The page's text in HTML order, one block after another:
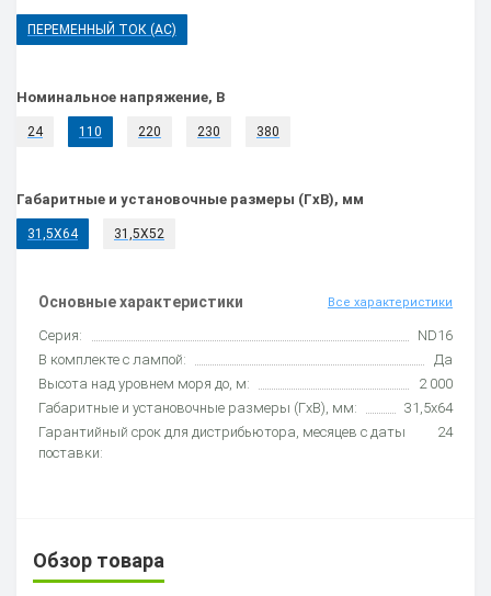
ПЕРЕМЕННЫЙ ТОК (AC)
Номинальное напряжение, В
24 110 220 230 380
Габаритные и установочные размеры (ГxВ), мм
31,5X64 31,5X52
Основные характеристики Все характеристики
Серия:
ND16
В комплекте с лампой:
Да
Высота над уровнем моря до, м:
2 000
Габаритные и установочные размеры (ГxВ), мм:
31,5x64
Гарантийный срок для дистрибьютора, месяцев с даты
поставки:
24
Обзор товара